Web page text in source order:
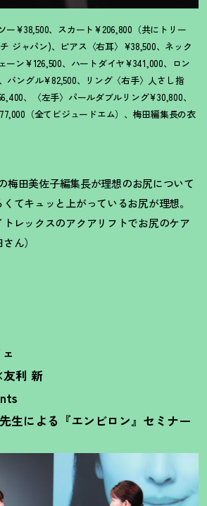
ー¥38,500、スカート¥206,800（共にトリー
ジャパン)、ピアス〈右耳〉¥38,500、ネック
ーン¥126,500、ハートダイヤ¥341,000、ロン
バングル¥82,500、リング〈右手〉人さし指
、〈左手〉パールダブルリング¥30,800、
（全てビジュードエム）、梅田編集長の衣
梅田美佐子編集長が理想のお尻について
てキュッと上がっているお尻が理想。
レックスのアクアリフトでお尻のケア
ん）
利 新
生による『エンビロン』セミナー